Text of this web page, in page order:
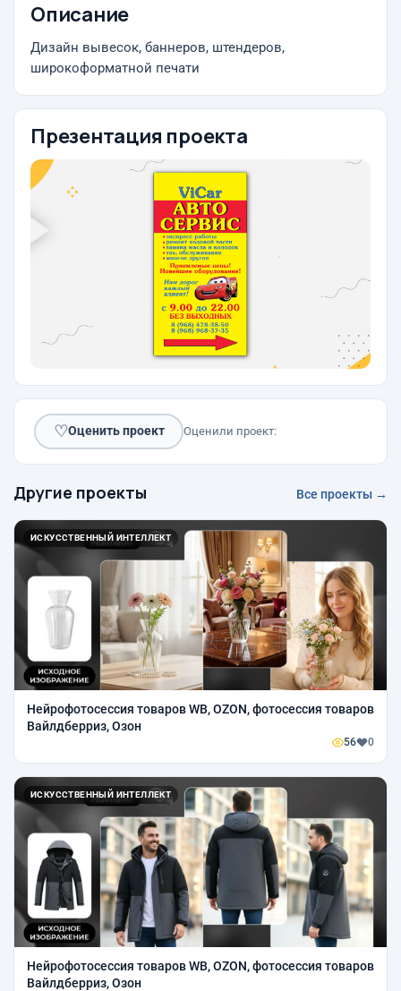
Описание
Дизайн вывесок, баннеров, штендеров,
широкоформатной печати
Презентация проекта
♡Оценить проект Оценили проект:
Другие проекты Все проекты →
ИСКУССТВЕННЫЙ ИНТЕЛЛЕКТ
Нейрофотосессия товаров WB, OZON, фотосессия товаров
Вайлдберриз, Озон
56 0
ИСКУССТВЕННЫЙ ИНТЕЛЛЕКТ
Нейрофотосессия товаров WB, OZON, фотосессия товаров
Вайлдберриз, Озон